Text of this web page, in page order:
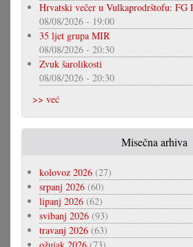
Hrvatski večer u Vulkaprodrštofu: FG
08/08/2026 - 19:00
35 ljet grupa MIR
08/08/2026 - 20:30
Zvuk šarolikosti
08/08/2026 - 20:30
>> već
Misečna arhiva
kolovoz 2026 (27)
srpanj 2026 (60)
lipanj 2026 (62)
svibanj 2026 (93)
travanj 2026 (63)